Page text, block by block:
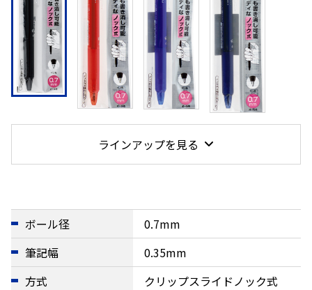
ラインアップを見る
ボール径
0.7mm
筆記幅
0.35mm
方式
クリップスライドノック式